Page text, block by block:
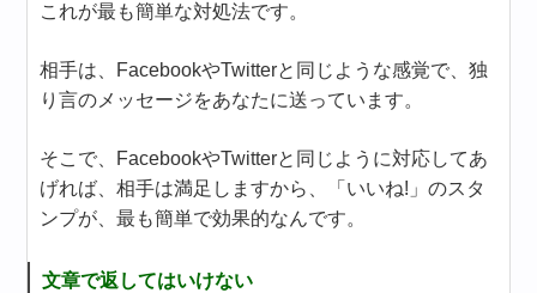
これが最も簡単な対処法です。
相手は、FacebookやTwitterと同じような感覚で、独
り言のメッセージをあなたに送っています。
そこで、FacebookやTwitterと同じように対応してあ
げれば、相手は満足しますから、「いいね!」のスタ
ンプが、最も簡単で効果的なんです。
文章で返してはいけない